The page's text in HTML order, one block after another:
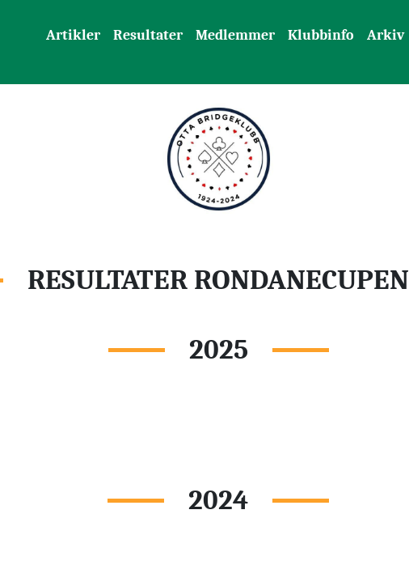
Artikler Resultater Medlemmer Klubbinfo Arkiv
RESULTATER RONDANECUPEN
2025
2024